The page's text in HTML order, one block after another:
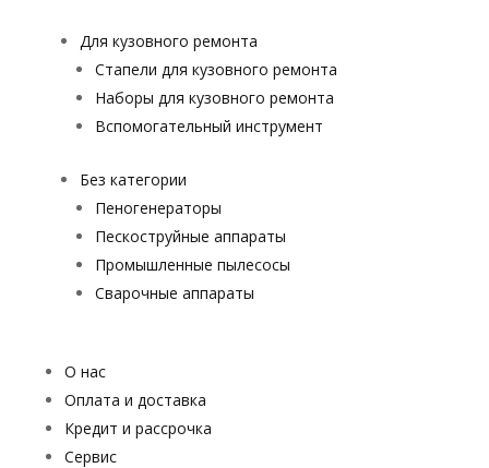
Для кузовного ремонта
Стапели для кузовного ремонта
Наборы для кузовного ремонта
Вспомогательный инструмент
Без категории
Пеногенераторы
Пескоструйные аппараты
Промышленные пылесосы
Сварочные аппараты
О нас
Оплата и доставка
Кредит и рассрочка
Сервис